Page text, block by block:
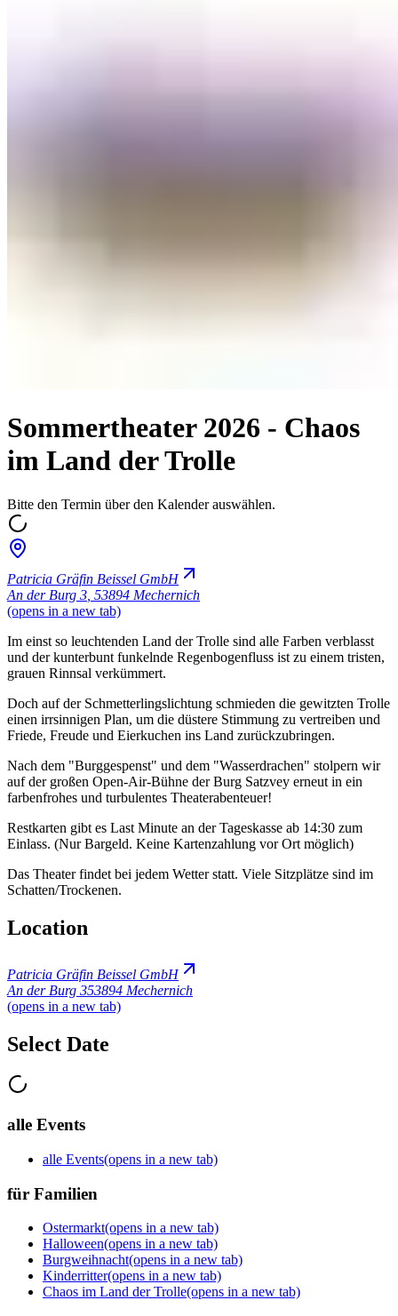
Sommertheater 2026 - Chaos
im Land der Trolle
Bitte den Termin über den Kalender auswählen.
Patricia Gräfin Beissel GmbH
An der Burg 3 53894 Mechernich
(opens in a new tab)
Im einst so leuchtenden Land der Trolle sind alle Farben verblasst
und der kunterbunt funkelnde Regenbogenfluss ist zu einem tristen,
grauen Rinnsal verkümmert.
Doch auf der Schmetterlingslichtung schmieden die gewitzten Trolle
einen irrsinnigen Plan, um die düstere Stimmung zu vertreiben und
Friede, Freude und Eierkuchen ins Land zurückzubringen.
Nach dem "Burggespenst" und dem "Wasserdrachen" stolpern wir
auf der großen Open-Air-Bühne der Burg Satzvey erneut in ein
farbenfrohes und turbulentes Theaterabenteuer!
Restkarten gibt es Last Minute an der Tageskasse ab 14:30 zum
Einlass. (Nur Bargeld. Keine Kartenzahlung vor Ort möglich)
Das Theater findet bei jedem Wetter statt. Viele Sitzplätze sind im
Schatten/Trockenen.
Location
Patricia Gräfin Beissel GmbH
An der Burg 353894 Mechernich
(opens in a new tab)
Select Date
alle Events
alle Events(opens in a new tab)
für Familien
Ostermarkt(opens in a new tab)
Halloween(opens in a new tab)
Burgweihnacht(opens in a new tab)
Kinderritter(opens in a new tab)
Chaos im Land der Trolle(opens in a new tab)